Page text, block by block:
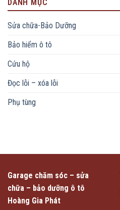
DANH MỤC
Sửa chữa-Bảo Dưỡng
Bảo hiểm ô tô
Cứu hộ
Đọc lỗi – xóa lỗi
Phụ tùng
Garage chăm sóc – sửa
chữa – bảo dưỡng ô tô
Hoàng Gia Phát